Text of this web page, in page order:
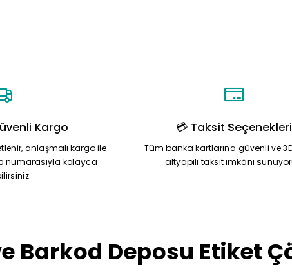
Kargo
anlaşmalı kargo ile
numarasıyla kolayca
💳 Taksit Seçenekleri
Tüm banka kartlarına güvenli ve
altyapılı taksit imkânı
Barkod Deposu Etiket